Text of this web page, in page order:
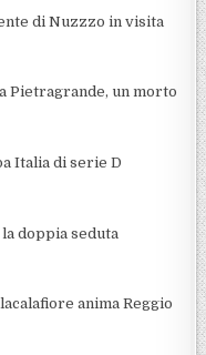
di Nuzzzo in visita
Pietragrande, un morto
Italia di serie D
doppia seduta
anima Reggio